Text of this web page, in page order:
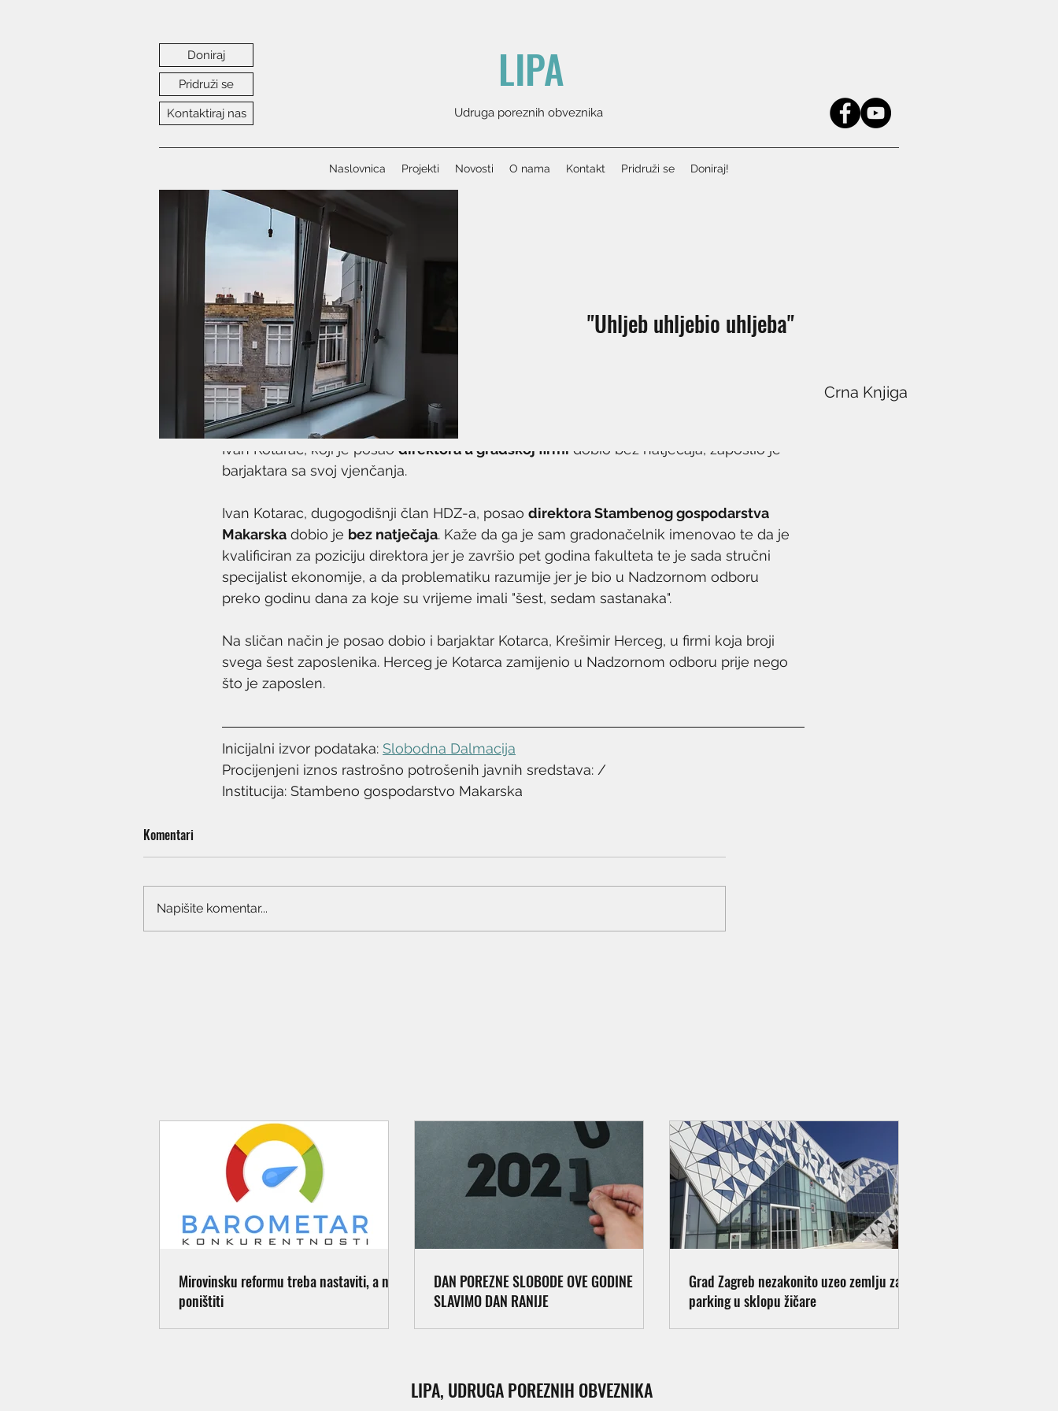
Doniraj
Pridruži se
Kontaktiraj nas
LIPA
Udruga poreznih obveznika
Naslovnica Projekti Novosti O nama Kontakt Pridruži se Doniraj!
27. sij 2021.1 min čitanja
Ivan Kotarac, koji je posao direktora u gradskoj firmi dobio bez natječaja, zaposlio je
barjaktara sa svoj vjenčanja.
Ivan Kotarac, dugogodišnji član HDZ-a, posao direktora Stambenog gospodarstva
Makarska dobio je bez natječaja. Kaže da ga je sam gradonačelnik imenovao te da je
kvalificiran za poziciju direktora jer je završio pet godina fakulteta te je sada stručni
specijalist ekonomije, a da problematiku razumije jer je bio u Nadzornom odboru
preko godinu dana za koje su vrijeme imali "šest, sedam sastanaka".
Na sličan način je posao dobio i barjaktar Kotarca, Krešimir Herceg, u firmi koja broji
svega šest zaposlenika. Herceg je Kotarca zamijenio u Nadzornom odboru prije nego
što je zaposlen.
Inicijalni izvor podataka: Slobodna Dalmacija
Procijenjeni iznos rastrošno potrošenih javnih sredstava: /
Institucija: Stambeno gospodarstvo Makarska
Komentari
Napišite komentar...
"Uhljeb uhljebio uhljeba"
Crna Knjiga
Mirovinsku reformu treba nastaviti, a ne
poništiti
DAN POREZNE SLOBODE OVE GODINE
SLAVIMO DAN RANIJE
Grad Zagreb nezakonito uzeo zemlju za
parking u sklopu žičare
LIPA, UDRUGA POREZNIH OBVEZNIKA